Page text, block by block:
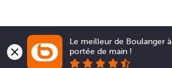
Le meilleur de Boulanger à
portée de main !